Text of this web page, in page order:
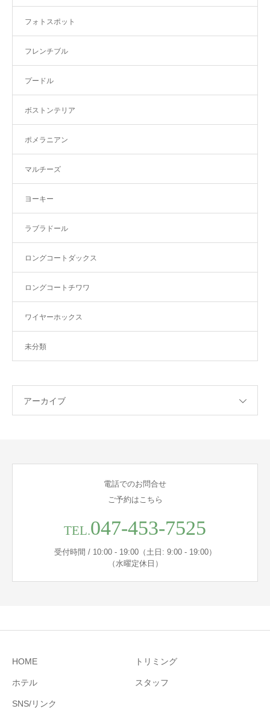
フォトスポット
フレンチブル
プードル
ボストンテリア
ポメラニアン
マルチーズ
ヨーキー
ラブラドール
ロングコートダックス
ロングコートチワワ
ワイヤーホックス
未分類
アーカイブ
電話でのお問合せ
ご予約はこちら
TEL.047-453-7525
受付時間 / 10:00 - 19:00（土日: 9:00 - 19:00）
（水曜定休日）
HOME トリミング
ホテル スタッフ
SNS/リンク